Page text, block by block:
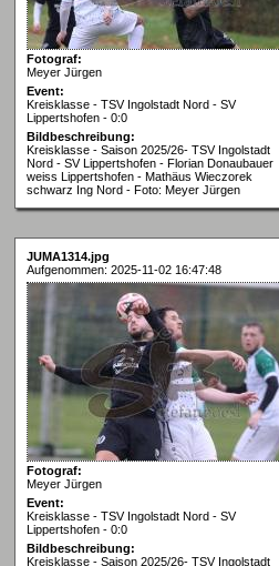
Fotograf:
Meyer Jürgen
Event:
Kreisklasse - TSV Ingolstadt Nord - SV
Lippertshofen - 0:0
Bildbeschreibung:
Kreisklasse - Saison 2025/26- TSV Ingolstadt
Nord - SV Lippertshofen - Florian Donaubauer
weiss Lippertshofen - Mathäus Wieczorek
schwarz Ing Nord - Foto: Meyer Jürgen
JUMA1314.jpg
Aufgenommen: 2025-11-02 16:47:48
Fotograf:
Meyer Jürgen
Event:
Kreisklasse - TSV Ingolstadt Nord - SV
Lippertshofen - 0:0
Bildbeschreibung:
Kreisklasse - Saison 2025/26- TSV Ingolstadt